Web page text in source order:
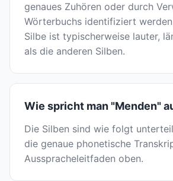
genaues Zuhören oder durch
Wörterbuchs identifiziert
Silbe ist typischerweise lauter,
als die anderen Silben.
Wie spricht man "Menden"
Die Silben sind wie folgt
die genaue phonetische
Ausspracheleitfaden oben.